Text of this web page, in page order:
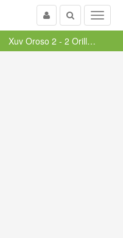
Menu
Buscar
Usuario
Xuv Oroso 2 - 2 Orillamar SD